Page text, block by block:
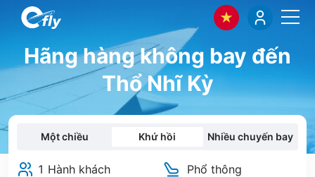
Hãng hàng không bay đến
Thổ Nhĩ Kỳ
Một chiều Khứ hồi Nhiều chuyến bay
1 Hành khách Phổ thông